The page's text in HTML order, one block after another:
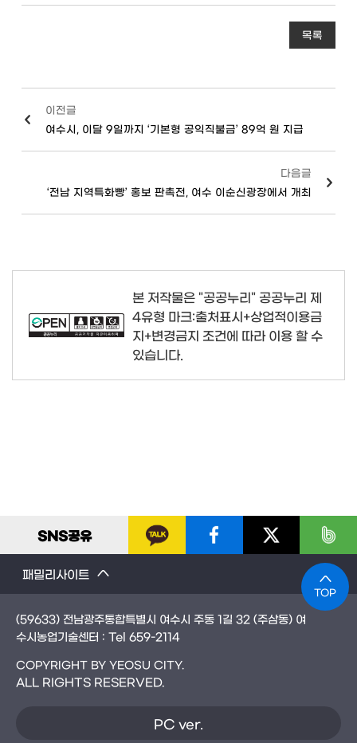
목록
이전글
여수시, 이달 9일까지 ‘기본형 공익직불금’ 89억 원 지급
다음글
‘전남 지역특화빵’ 홍보 판촉전, 여수 이순신광장에서 개최
본 저작물은 "공공누리" 공공누리 제
4유형 마크:출처표시+상업적이용금
지+변경금지 조건에 따라 이용 할 수
있습니다.
SNS공유
패밀리사이트
TOP
(59633) 전남광주통합특별시 여수시 주동 1길 32 (주삼동) 여
수시농업기술센터 : Tel 659-2114
COPYRIGHT BY YEOSU CITY.
ALL RIGHTS RESERVED.
PC ver.